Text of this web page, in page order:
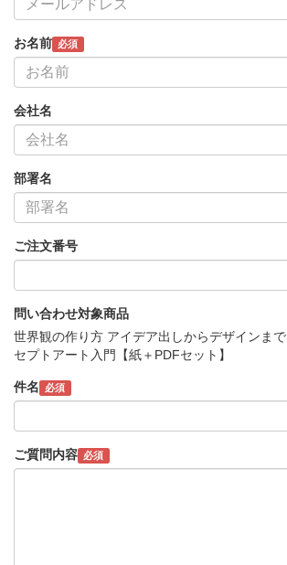
お名前 必須
会社名
部署名
ご注文番号
問い合わせ対象商品
世界観の作り方 アイデア出しからデザインま
セプトアート入門【紙＋PDFセット】
件名 必須
ご質問内容 必須